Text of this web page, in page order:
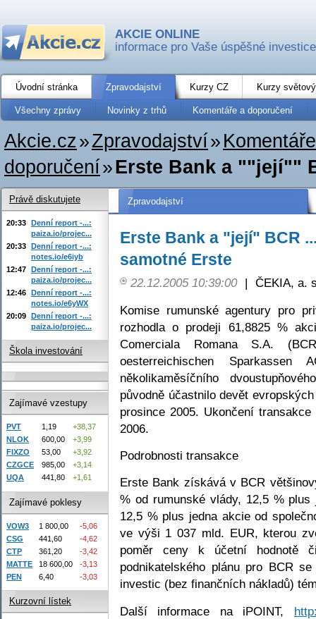
AKCIE ONLINE
informace pro Vaše úspěšné investice
Úvodní stránka Zpravodajství Kurzy CZ Kurzy
Všechny zprávy Novinky z trhů Komentáře a doporučení
Akcie.cz»Zpravodajství»
doporučení»Erste Bank a ""její""
Zpravodajství
Erste Bank a "její" BCR
samotné Erste
22.12.2005 10:39:00 | ČEKIA, a.
Komise rumunské agentury pro
rozhodla o prodeji 61,8825 %
Comerciala Romana S.A.
oesterreichischen
několikaměsíčního
původně účastnilo devět
prosince 2005. Ukončení
2006.
Podrobnosti transakce
Erste Bank získává v BCR
% od rumunské vlády, 12,5 %
12,5 % plus jedna akcie od
ve výši 1 037 mld. EUR, kterou
poměr ceny k účetní hodnotě
podnikatelského plánu pro BCR
investic (bez finančních nákladů)
Další informace na iPOINT,
Právě diskutujete
20:33 Denní report -...:
paiza.io/projec...
20:33 Denní report -...:
notes.io/e6iyb
12:47 Denní report -...:
paiza.io/projec...
12:46 Denní report -...:
notes.io/e6yWX
20:09 Denní report -...:
paiza.io/projec...
Škola investování
Zajímavé vzestupy
PVT 1,19
+38,37
NLOK
600,00
+3,99
FIXZO
53,00
+3,92
CZGCE
985,00
+3,14
UQA
441,80 +1,61
Zajímavé poklesy
VOW3 1 800,00
-5,06
CSG
441,60
-4,62
CTP
361,20
-3,42
MATTE
18 600,00
-3,13
PEN
6,40 -3,03
Kurzovní lístek